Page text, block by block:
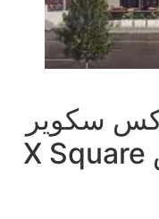
سكوير
مول التجمع الخامس X Square